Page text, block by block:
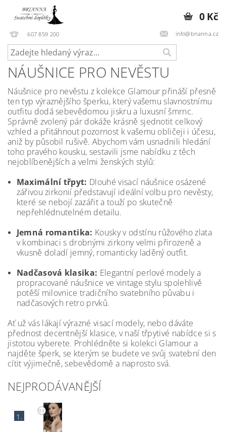
607 859 200 info@brianna.cz
0 Kč
NÁUŠNICE PRO NEVĚSTU
Náušnice pro nevěstu z kolekce Glamour přináší přesně
ten typ výraznějšího šperku, který vašemu slavnostnímu
outfitu dodá sebevědomou jiskru a luxusní šmrnc.
Správně zvolený pár dokáže krásně sjednotit celkový
vzhled a přitáhnout pozornost k vašemu obličeji i účesu,
aniž by působil rušivě. Abychom vám usnadnili hledání
toho pravého kousku, sestavili jsme nabídku z těch
nejoblíbenějších a velmi ženských stylů:
Maximální třpyt: Dlouhé visací náušnice osázené
zářivou zirkonií představují ideální volbu pro nevěsty,
které se nebojí zazářit a touží po skutečně
nepřehlédnutelném detailu.
Jemná romantika: Kousky v odstínu růžového zlata
v kombinaci s drobnými zirkony velmi přirozeně a
vkusně doladí jemný, romanticky laděný outfit.
Nadčasová klasika: Elegantní perlové modely a
propracované náušnice ve vintage stylu spolehlivě
potěší milovnice tradičního svatebního půvabu i
nadčasových retro prvků.
Ať už vás lákají výrazné visací modely, nebo dáváte
přednost decentnější klasice, v naší třpytivé nabídce si s
jistotou vyberete. Prohlédněte si kolekci Glamour a
najděte šperk, se kterým se budete ve svůj svatební den
cítit výjimečně, sebevědomě a naprosto svá.
NEJPRODÁVANĚJŠÍ
1.